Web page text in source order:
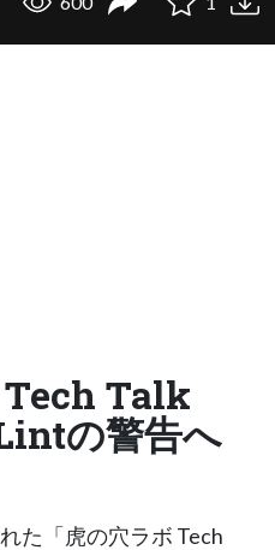
Tech Talk
の警告へ
た「虎の穴ラボ Tech